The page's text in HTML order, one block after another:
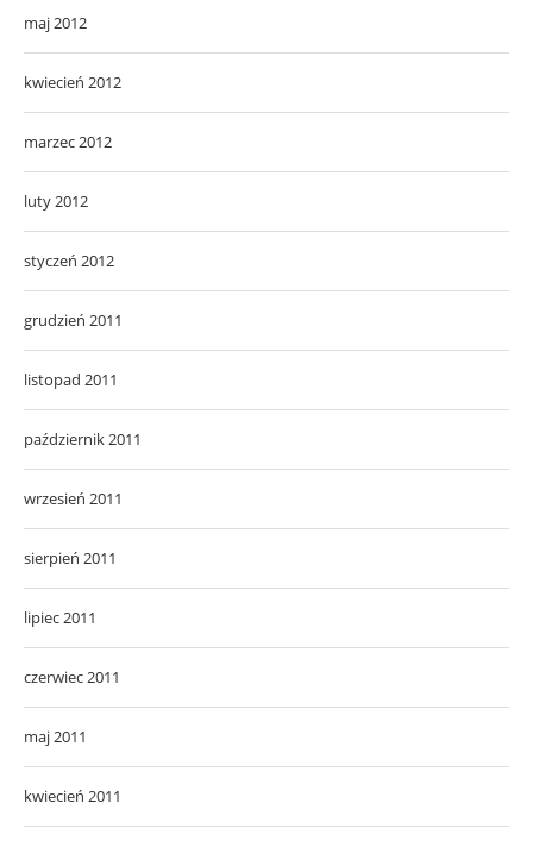
maj 2012
kwiecień 2012
marzec 2012
luty 2012
styczeń 2012
grudzień 2011
listopad 2011
październik 2011
wrzesień 2011
sierpień 2011
lipiec 2011
czerwiec 2011
maj 2011
kwiecień 2011